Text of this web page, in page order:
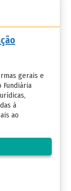
gerais e
Fundiária
à
ao